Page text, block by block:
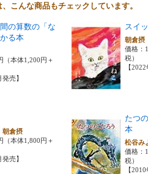
こんな商品もチェックしています。
の算数の「な
る本
（本体1,200円＋
発売】
スイ
朝倉
価格：
税）
【
朝倉摂
（本体1,800円＋
発売】
たつ
本
松谷
価格：
税）
【